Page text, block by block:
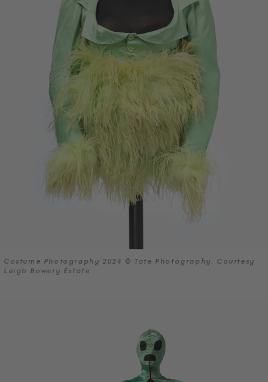
Costume Photography 2024 © Tate Photography. Courtesy
Leigh Bowery Estate